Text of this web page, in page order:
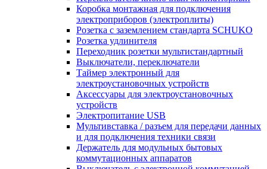
Коробка монтажная для подключения
электроприборов (электроплиты)
Розетка с заземлением стандарта SCHUKO
Розетка удлинителя
Переходник розетки мультистандартный
Выключатели, переключатели
Таймер электронный для
электроустановочных устройств
Аксессуары для электроустановочных
устройств
Электропитание USB
Мультивставка / разъем для передачи данных
и для подключения техники связи
Держатель для модульных бытовых
коммутационных аппаратов